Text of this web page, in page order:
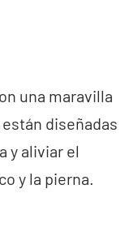
una maravilla
diseñadas
y aliviar el
y la pierna.